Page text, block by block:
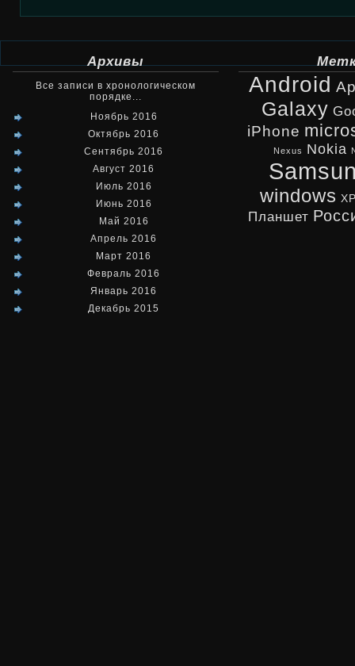
Архивы
Все записи в хронологическом
порядке...
Ноябрь 2016
Октябрь 2016
Сентябрь 2016
Август 2016
Июль 2016
Июнь 2016
Май 2016
Апрель 2016
Март 2016
Февраль 2016
Январь 2016
Декабрь 2015
Android
Galaxy
iPhone
Nexus Nokia
windows
Планшет